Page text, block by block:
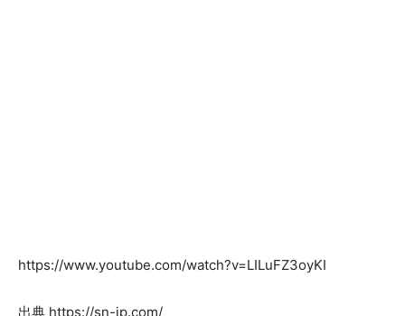
https://www.youtube.com/watch?v=LILuFZ3oyKI
出典 https://sn-jp.com/